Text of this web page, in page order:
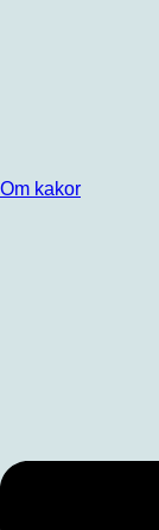
Om kakor